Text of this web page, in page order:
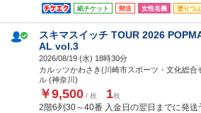
紙チケット 郵送 女性名義 塗りつ
スキマスイッチ TOUR 2026
AL vol.3
2026/08/19 (水) 18時30分
カルッツかわさき(川崎市スポーツ・文化総合
ル (神奈川)
￥9,500 / 枚 1枚
2階6列30～40番 入金日の翌日までに発送